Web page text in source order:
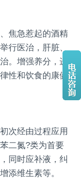
焦急惹起的酒精
行医治，肝脏、
。增强养分，进
性和饮食的康健
次经由过程应用
二氮?类为首要
同时应补液，纠
添维生素等。